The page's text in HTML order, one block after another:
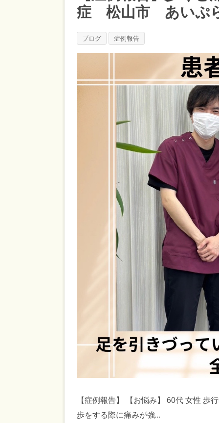
症 松山市 あいぷ
ブログ 症例報告
【症例報告】 【お悩み】 60代 女性 歩
歩をする際に痛みが強…